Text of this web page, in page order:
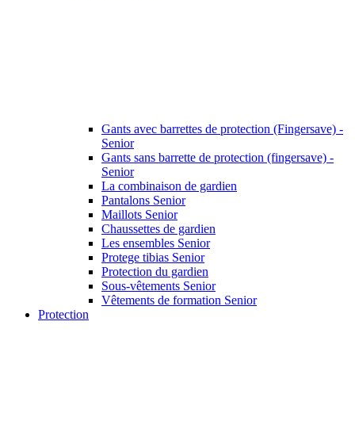
Gants avec barrettes de protection (Fingersave) -
Senior
Gants sans barrette de protection (fingersave) -
Senior
La combinaison de gardien
Pantalons Senior
Maillots Senior
Chaussettes de gardien
Les ensembles Senior
Protege tibias Senior
Protection du gardien
Sous-vêtements Senior
Vêtements de formation Senior
Protection